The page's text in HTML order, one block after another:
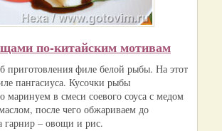
по-китайским мотивам
приготовления филе белой рыбы. На этот
пангасиуса. Кусочки рыбы
маринуем в смеси соевого соуса с медом
после чего обжариваем до
гарнир – овощи и рис.